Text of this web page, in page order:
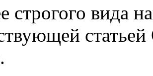
строгого вида